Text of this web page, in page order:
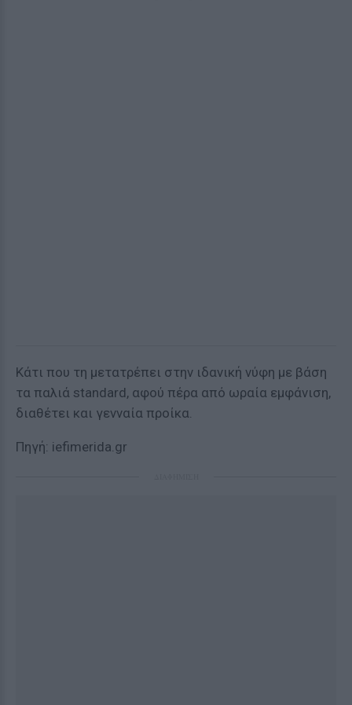
Κάτι που τη μετατρέπει στην ιδανική νύφη με βάση
τα παλιά standard, αφού πέρα από ωραία εμφάνιση,
διαθέτει και γενναία προίκα.
Πηγή: iefimerida.gr